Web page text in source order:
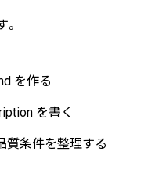
を作る
を書く
質条件を整理する